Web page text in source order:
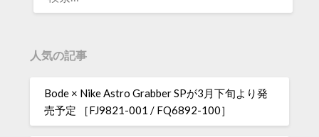
人気の記事
Bode × Nike Astro Grabber SPが3月下旬より発
売予定 ［FJ9821-001 / FQ6892-100］